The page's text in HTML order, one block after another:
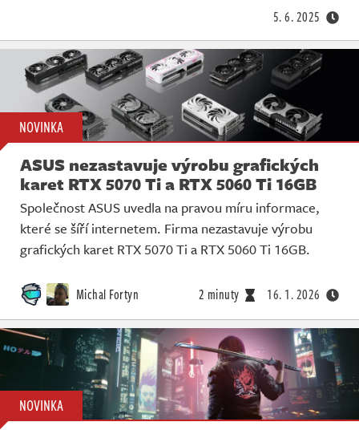
5. 6. 2025
NOVINKA
ASUS nezastavuje výrobu grafických
karet RTX 5070 Ti a RTX 5060 Ti 16GB
Společnost ASUS uvedla na pravou míru informace,
které se šíří internetem. Firma nezastavuje výrobu
grafických karet RTX 5070 Ti a RTX 5060 Ti 16GB.
Michal Fortyn 2 minuty 16. 1. 2026
NOVINKA